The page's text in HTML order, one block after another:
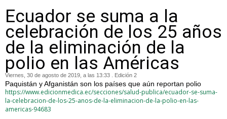
Ecuador se suma a la
celebración de los 25 años
de la eliminación de la
polio en las Américas
Viernes, 30 de agosto de 2019, a las 13:33 . Edición 2
Paquistán y Afganistán son los países que aún reportan polio
https://www.edicionmedica.ec/secciones/salud-publica/ecuador-se-suma-
la-celebracion-de-los-25-anos-de-la-eliminacion-de-la-polio-en-las-
americas-94683